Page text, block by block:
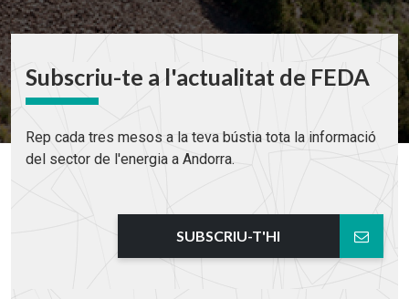
Subscriu-te a l'actualitat de FEDA
Rep cada tres mesos a la teva bústia tota la informació
del sector de l'energia a Andorra.
SUBSCRIU-T'HI